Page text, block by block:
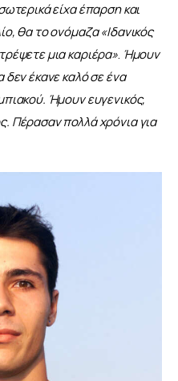
είχα έπαρση και
θα το ονόμαζα «Ιδανικός
μια καριέρα». Ήμουν
έκανε καλό σε ένα
Ήμουν ευγενικός,
Πέρασαν πολλά χρόνια για